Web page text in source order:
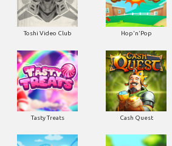
Toshi Video Club Hop'n'Pop
Tasty Treats Cash Quest